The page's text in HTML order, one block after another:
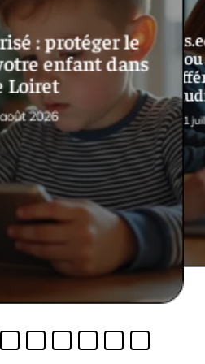
: protéger le
enfant dans
Loiret
2026
connexion ou
quelles
31